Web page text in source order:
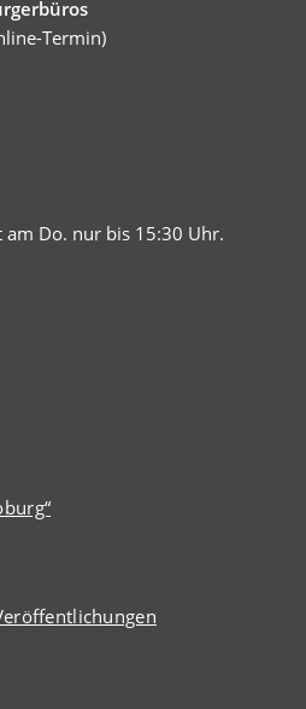
Termin)
am Do. nur bis 15:30 Uhr.